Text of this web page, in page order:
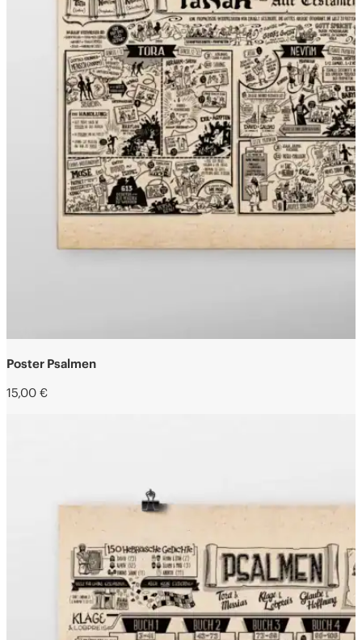
Poster Psalmen
15,00 €